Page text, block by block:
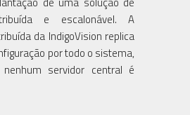
e escalonável. A
da IndigoVision replica
por todo o sistema,
servidor central é